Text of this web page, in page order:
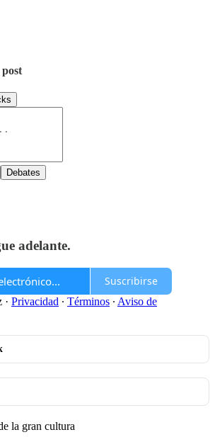
post
Debates
adelante.
Suscribirse
· Privacidad ∙ Términos ∙ Aviso de
la gran cultura